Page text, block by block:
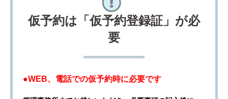
仮予約は「仮予約登録証」が必
要
●WEB、電話での仮予約時に必要です